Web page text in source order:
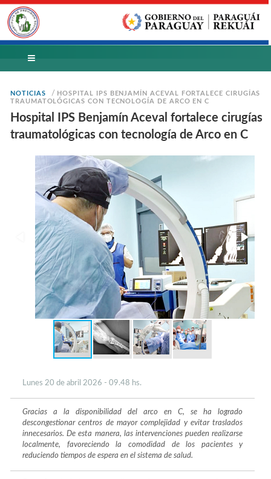
NOTICIAS / HOSPITAL IPS BENJAMÍN ACEVAL FORTALECE CIRUGÍAS
TRAUMATOLÓGICAS CON TECNOLOGÍA DE ARCO EN C
Hospital IPS Benjamín Aceval fortalece cirugías
traumatológicas con tecnología de Arco en C
Lunes 20 de abril 2026 - 09.48 hs.
Gracias a la disponibilidad del arco en C, se ha logrado
descongestionar centros de mayor complejidad y evitar traslados
innecesarios. De esta manera, las intervenciones pueden realizarse
localmente, favoreciendo la comodidad de los pacientes y
reduciendo tiempos de espera en el sistema de salud.